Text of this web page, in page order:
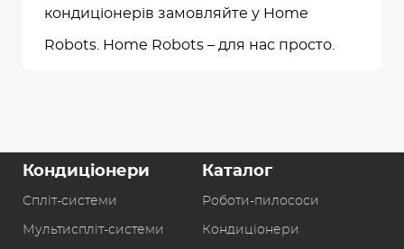
кондиціонерів замовляйте у Home
Robots. Home Robots – для нас просто.
Кондиціонери
Спліт-системи
Мультиспліт-системи
Каталог
Роботи-пилоcоси
Кондиціонери